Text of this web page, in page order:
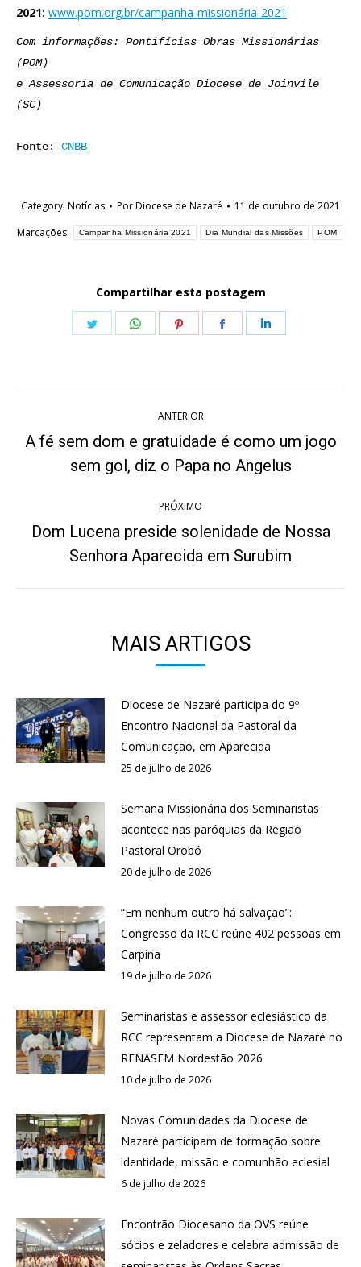
2021: www.pom.org.br/campanha-missionária-2021
Com informações: Pontifícias Obras Missionárias
(POM)
e Assessoria de Comunicação Diocese de Joinvile
(SC)
Fonte: CNBB
Category: Notícias PorDiocese de Nazaré
11 de outubro de 2021
Marcações:
Campanha Missionária 2021 Dia Mundial das Missões POM
Compartilhar esta postagem
Share
Share
Share
Share
de
ANTERIOR
Post
anterior:
A fé sem dom e gratuidade é como um jogo
sem gol, diz o Papa no Angelus
PRÓXIMO
Próximo
post:
Dom Lucena preside solenidade de Nossa
Senhora Aparecida em Surubim
MAIS ARTIGOS
Diocese de Nazaré participa do 9º
Encontro Nacional da Pastoral da
Comunicação, em Aparecida
25 de julho de 2026
Semana Missionária dos Seminaristas
acontece nas paróquias da Região
Pastoral Orobó
20 de julho de 2026
“Em nenhum outro há salvação”:
Congresso da RCC reúne 402 pessoas em
Carpina
19 de julho de 2026
Seminaristas e assessor eclesiástico da
RCC representam a Diocese de Nazaré no
RENASEM Nordestão 2026
10 de julho de 2026
Novas Comunidades da Diocese de
Nazaré participam de formação sobre
identidade, missão e comunhão eclesial
6 de julho de 2026
Encontrão Diocesano da OVS reúne
sócios e zeladores e celebra admissão de